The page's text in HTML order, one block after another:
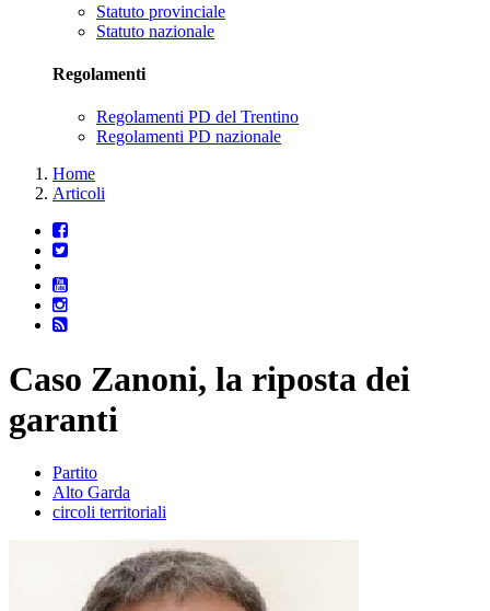
Statuto provinciale
Statuto nazionale
Regolamenti
Regolamenti PD del Trentino
Regolamenti PD nazionale
Home
Articoli
Caso Zanoni, la riposta dei
garanti
Partito
Alto Garda
circoli territoriali